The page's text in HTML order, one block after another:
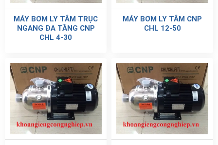
MÁY BƠM LY TÂM TRỤC
NGANG ĐA TẦNG CNP
CHL 4-30
MÁY BƠM LY TÂM CNP
CHL 12-50